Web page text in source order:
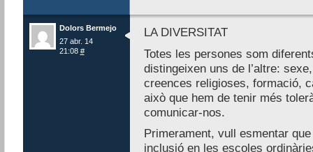
Dolors Bermejo
27 abr. 14
21:08 #
LA DIVERSITAT
Totes les persones som
distingeixen uns de l’altre:
creences religioses, formació,
això que hem de tenir més
comunicar-nos.
Primerament, vull esmentar
inclusió en les escoles